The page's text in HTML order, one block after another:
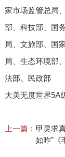
家市场监管总局
部、科技部、国
局、文旅部、国
局、生态环境部
法部、民政部
大美无度世界5A
上一篇： 甲灵求
如昨”《